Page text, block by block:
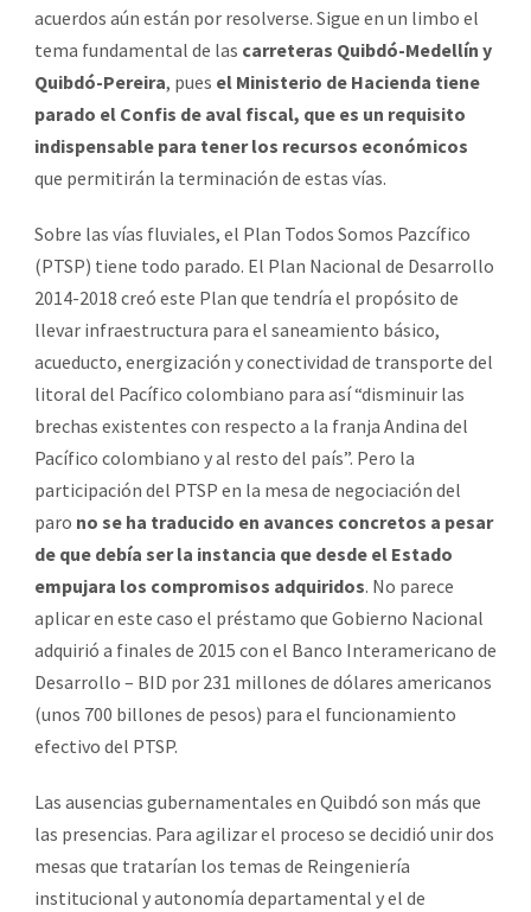
acuerdos aún están por resolverse. Sigue en un limbo el
tema fundamental de las carreteras Quibdó-Medellín y
Quibdó-Pereira, pues el Ministerio de Hacienda tiene
parado el Confis de aval fiscal, que es un requisito
indispensable para tener los recursos económicos
que permitirán la terminación de estas vías.
Sobre las vías fluviales, el Plan Todos Somos Pazcífico
(PTSP) tiene todo parado. El Plan Nacional de Desarrollo
2014-2018 creó este Plan que tendría el propósito de
llevar infraestructura para el saneamiento básico,
acueducto, energización y conectividad de transporte del
litoral del Pacífico colombiano para así “disminuir las
brechas existentes con respecto a la franja Andina del
Pacífico colombiano y al resto del país”. Pero la
participación del PTSP en la mesa de negociación del
paro no se ha traducido en avances concretos a pesar
de que debía ser la instancia que desde el Estado
empujara los compromisos adquiridos. No parece
aplicar en este caso el préstamo que Gobierno Nacional
adquirió a finales de 2015 con el Banco Interamericano de
Desarrollo – BID por 231 millones de dólares americanos
(unos 700 billones de pesos) para el funcionamiento
efectivo del PTSP.
Las ausencias gubernamentales en Quibdó son más que
las presencias. Para agilizar el proceso se decidió unir dos
mesas que tratarían los temas de Reingeniería
institucional y autonomía departamental y el de